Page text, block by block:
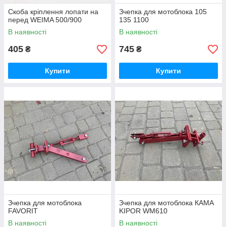
Скоба кріплення лопати на
перед WEIMA 500/900
В наявності
405 ₴
Купити
Зчепка для мотоблока 105
135 1100
В наявності
745 ₴
Купити
Зчепка для мотоблока
FAVORIT
В наявності
Зчепка для мотоблока КАМА
KIPOR WM610
В наявності